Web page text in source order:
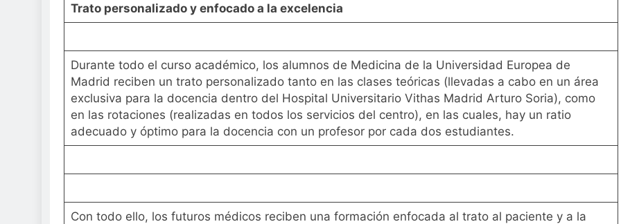
Trato personalizado y enfocado a la excelencia
Durante todo el curso académico, los alumnos de Medicina de la Universidad Europea de
Madrid reciben un trato personalizado tanto en las clases teóricas (llevadas a cabo en un área
exclusiva para la docencia dentro del Hospital Universitario Vithas Madrid Arturo Soria), como
en las rotaciones (realizadas en todos los servicios del centro), en las cuales, hay un ratio
adecuado y óptimo para la docencia con un profesor por cada dos estudiantes.
Con todo ello, los futuros médicos reciben una formación enfocada al trato al paciente y a la